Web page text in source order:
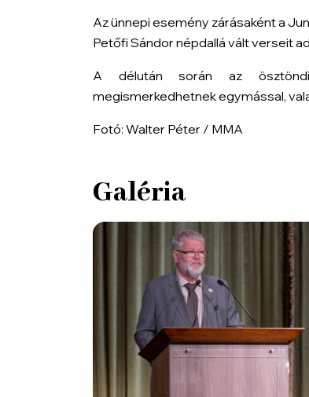
Az ünnepi esemény zárásaként a
Petőfi Sándor népdallá vált verseit
A délután során az
megismerkedhetnek egymással,
Fotó: Walter Péter / MMA
Galéria